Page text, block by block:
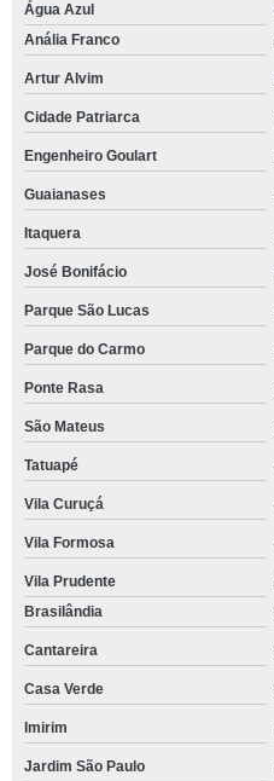
Água Azul
Anália Franco
Artur Alvim
Cidade Patriarca
Engenheiro Goulart
Guaianases
Itaquera
José Bonifácio
Parque São Lucas
Parque do Carmo
Ponte Rasa
São Mateus
Tatuapé
Vila Curuçá
Vila Formosa
Vila Prudente
Brasilândia
Cantareira
Casa Verde
Imirim
Jardim São Paulo